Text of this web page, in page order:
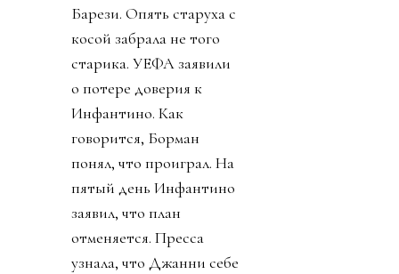
Барези. Опять старуха с
косой забрала не того
старика. УЕФА заявили
о потере доверия к
Инфантино. Как
говорится, Борман
понял, что проиграл. На
пятый день Инфантино
заявил, что план
отменяется. Пресса
узнала, что Джанни себе